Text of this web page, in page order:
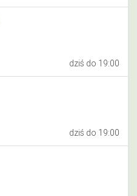
dziś do 19:00
dziś do 19:00